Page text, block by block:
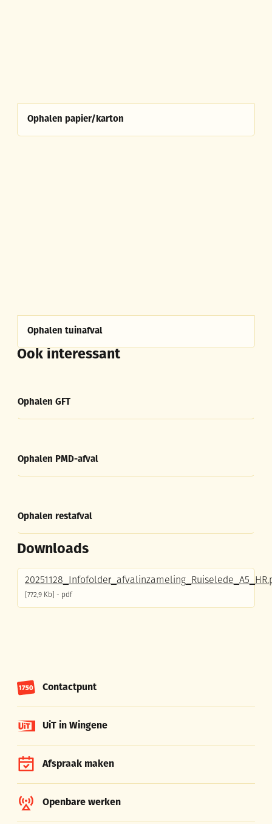
Ophalen papier/karton
Ophalen tuinafval
Ook interessant
Ophalen GFT
Ophalen PMD-afval
Ophalen restafval
Downloads
772,9 Kb pdf
Contactpunt
UiT in Wingene
Afspraak maken
Openbare werken